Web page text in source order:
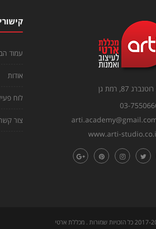
87, רמת גן
03-
www.arti-
עמוד
אודות
לוח
צור
2017-כל הזכויות שמורות . מכללת ארטי